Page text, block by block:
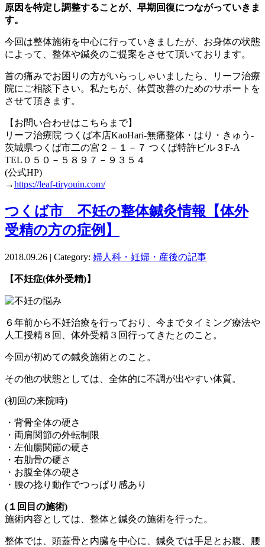
原因を特定し調整することが、早期回復につながっていきま
す。
今回は整体施術を中心に行っていきましたが、お身体の状態
によって、整体や鍼灸のご提案をさせて頂いております。
首の痛みでお困りの方がいらっしゃいましたら、リーフ治療
院にご相談下さい。私たちが、体質改善のためのサポートを
させて頂きます。
【お問い合わせはこちらまで】
リーフ治療院 つくば本店KaoHari-無痛整体・はり・きゅう-
茨城県つくば市二の宮２－１－７ つくば特許ビル３F-A
TEL０５０－５８９７－９３５４
(公式HP)
→https://leaf-tiryouin.com/
つくば市 不妊の整体鍼灸情報【体外
受精の方の症例】
2018.09.26 | Category: 婦人科・妊婦・産後の記事
【不妊症(体外受精)】
６年前から不妊治療を行っており、今までタイミング療法や
人工授精８回、体外受精３回行ってきたとのこと。
今回が初めての鍼灸施術とのこと。
その他の状態としては、全体的に不調が出やすい体質。
(初回の来院時)
・背骨全体の硬さ
・両肩関節の外転制限
・左仙腸関節の硬さ
・右肋骨の硬さ
・お腹全体の硬さ
・腰の捻り動作でつっぱり感あり
(１回目の施術)
施術内容としては、整体と鍼灸の施術を行った。
整体では、頭蓋骨と内臓を中心に、鍼灸では手足とお腹、腰